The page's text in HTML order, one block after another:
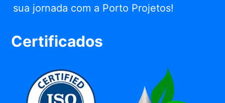
sua jornada com a Porto Projetos!
Certificados